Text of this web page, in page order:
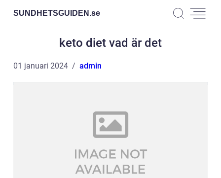
SUNDHETSGUIDEN.se
keto diet vad är det
01 januari 2024 admin